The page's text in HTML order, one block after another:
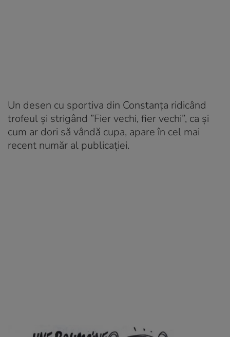
Un desen cu sportiva din Constanța ridicând
trofeul și strigând ”Fier vechi, fier vechi”, ca și
cum ar dori să vândă cupa, apare în cel mai
recent număr al publicației.